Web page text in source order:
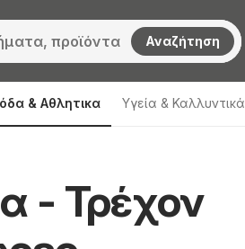
Αναζήτηση
& Aθλητικα Υγεία & Καλλυντικά
- Τρέχον